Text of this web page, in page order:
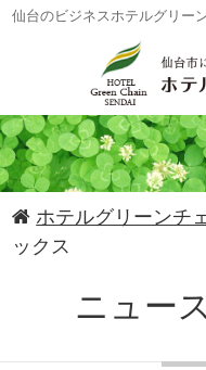
仙台のビジネスホテルグリー
ホテルグリーンチ
ックス
ニュー